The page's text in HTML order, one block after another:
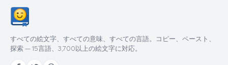
すべての絵文字、すべての意味、すべての言語。コピー、ペースト、
探索 — 15言語、3,700以上の絵文字に対応。